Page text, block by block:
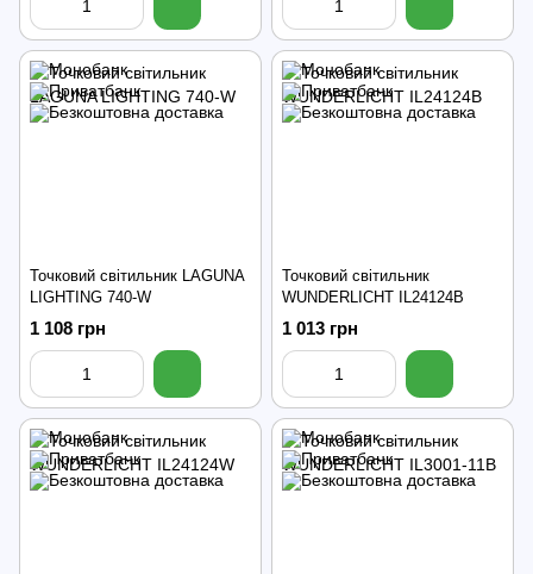
Точковий світильник LAGUNA
LIGHTING 740-W
1 108 грн
Точковий світильник
WUNDERLICHT IL24124B
1 013 грн